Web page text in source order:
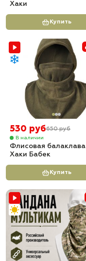
Хаки
Купить
530 руб650 руб
В наличии
Флисовая балаклава
Хаки Бабек
Купить